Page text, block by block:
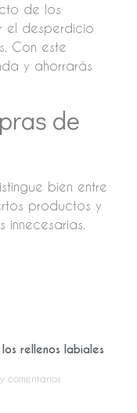
rellenos labiales
comentarios
de los
el desperdicio
Con este
y ahorrarás
de
bien entre
productos y
innecesarias.